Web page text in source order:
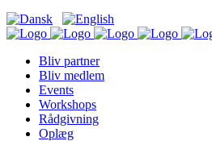
Bliv partner
Bliv medlem
Events
Workshops
Rådgivning
Oplæg